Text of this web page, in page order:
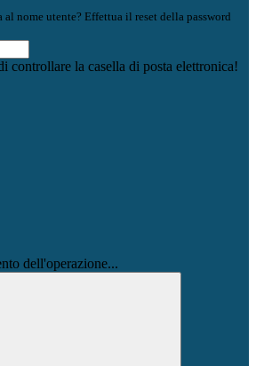
al nome utente? Effettua il reset della password
controllare la casella di posta elettronica!
dell'operazione...